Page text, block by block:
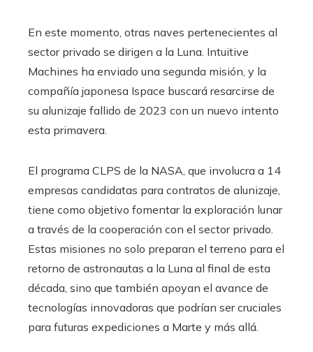
En este momento, otras naves pertenecientes al
sector privado se dirigen a la Luna. Intuitive
Machines ha enviado una segunda misión, y la
compañía japonesa Ispace buscará resarcirse de
su alunizaje fallido de 2023 con un nuevo intento
esta primavera.
El programa CLPS de la NASA, que involucra a 14
empresas candidatas para contratos de alunizaje,
tiene como objetivo fomentar la exploración lunar
a través de la cooperación con el sector privado.
Estas misiones no solo preparan el terreno para el
retorno de astronautas a la Luna al final de esta
década, sino que también apoyan el avance de
tecnologías innovadoras que podrían ser cruciales
para futuras expediciones a Marte y más allá.